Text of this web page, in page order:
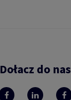
Dołacz do nas